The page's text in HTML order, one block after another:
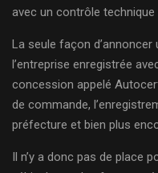
avec un contrôle technique
La seule façon d’annoncer
l’entreprise enregistrée
concession appelé
de commande,
préfecture et bien plus
Il n’y a donc pas de place